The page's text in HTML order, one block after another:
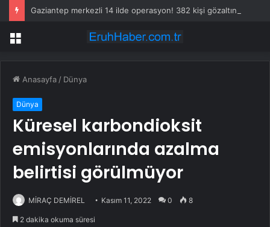
Menü
Anasayfa / Dünya
Dünya
Küresel karbondioksit
emisyonlarında azalma
belirtisi görülmüyor
MİRAÇ DEMİREL Kasım 11, 2022 0 8
2 dakika okuma süresi